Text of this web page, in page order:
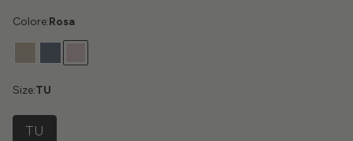
Colore:Rosa
Size:TU
TU